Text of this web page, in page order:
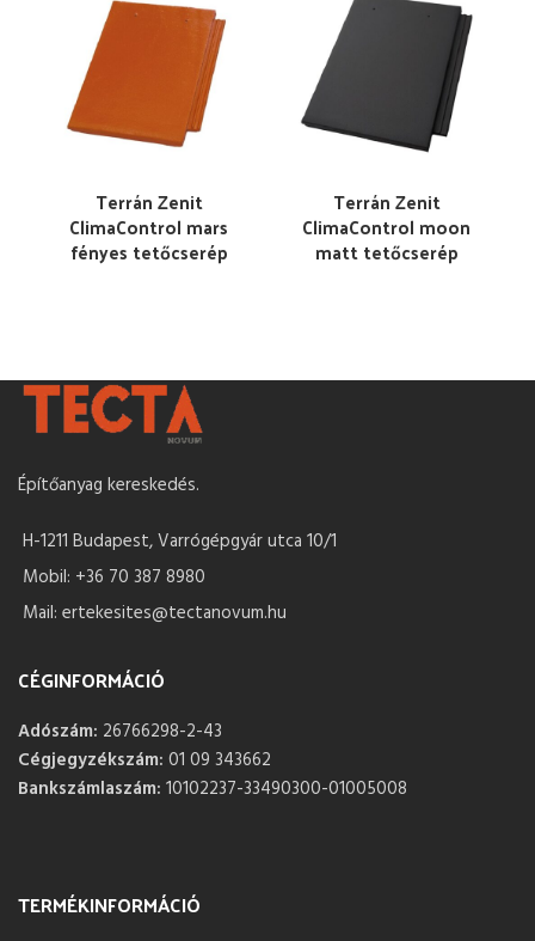
Terrán Zenit
ClimaControl mars
fényes tetőcserép
Terrán Zenit
ClimaControl moon
matt tetőcserép
Építőanyag kereskedés.
H-1211 Budapest, Varrógépgyár utca 10/1
Mobil: +36 70 387 8980
Mail: ertekesites@tectanovum.hu
CÉGINFORMÁCIÓ
Adószám: 26766298-2-43
Cégjegyzékszám: 01 09 343662
Bankszámlaszám: 10102237-33490300-01005008
TERMÉKINFORMÁCIÓ